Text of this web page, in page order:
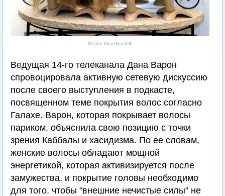
Moshe Shai/Flash90
Ведущая 14-го телеканала Дана Варон
спровоцировала активную сетевую дискуссию
после своего выступления в подкасте,
посвященном теме покрытия волос согласно
Галахе. Варон, которая покрывает волосы
париком, объяснила свою позицию с точки
зрения Каббалы и хасидизма. По ее словам,
женские волосы обладают мощной
энергетикой, которая активизируется после
замужества, и покрытие головы необходимо
для того, чтобы "внешние нечистые силы" не